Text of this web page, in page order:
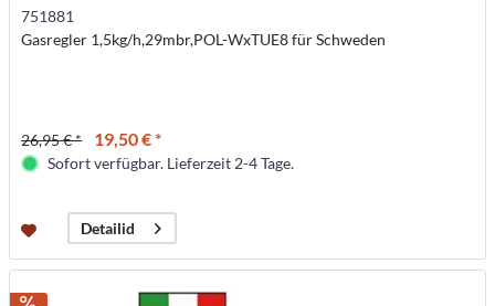
751881
Gasregler 1,5kg/h,29mbr,POL-WxTUE8 für Schweden
26,95 € * 19,50 € *
Sofort verfügbar. Lieferzeit 2-4 Tage.
Detailid